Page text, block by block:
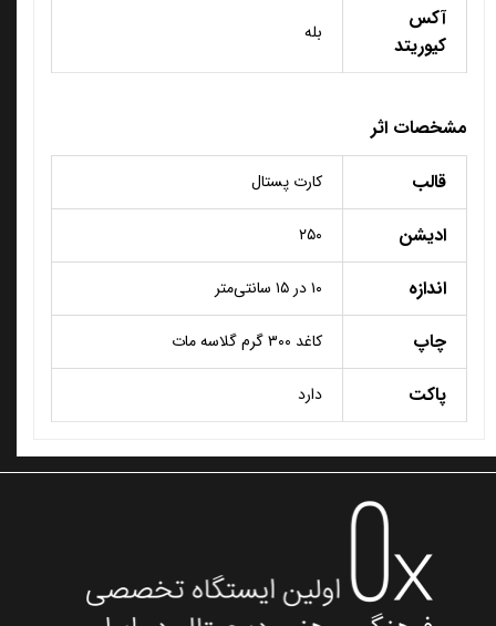
آکس
کیوریتد
بله
مشخصات اثر
قالب
کارت پستال
ادیشن ۲۵۰
اندازه ۱۰ در ۱۵ سانتی‌متر
چاپ کاغد ۳۰۰ گرم گلاسه مات
پاکت دارد